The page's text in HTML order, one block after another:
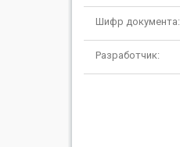
Шифр документа:
Разработчик: